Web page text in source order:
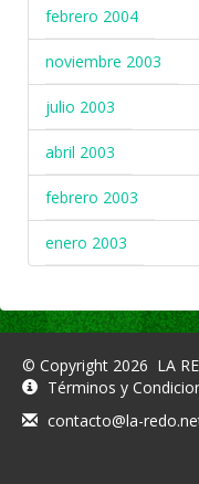
febrero 2004
noviembre 2003
julio 2003
abril 2003
febrero 2003
enero 2003
© Copyright 2026 LA
Términos y
contacto@la-